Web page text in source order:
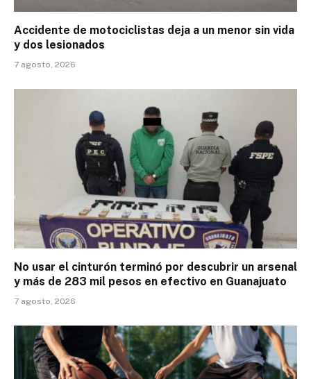
Accidente de motociclistas deja a un menor sin vida
y dos lesionados
7 agosto, 2026
No usar el cinturón terminó por descubrir un arsenal
y más de 283 mil pesos en efectivo en Guanajuato
7 agosto, 2026